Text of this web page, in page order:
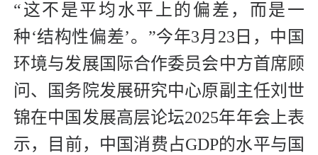
“这不是平均水平上的偏差，而是一
种‘结构性偏差’。”今年3月23日，中国
环境与发展国际合作委员会中方首席顾
问、国务院发展研究中心原副主任刘世
锦在中国发展高层论坛2025年年会上表
示，目前，中国消费占GDP的水平与国